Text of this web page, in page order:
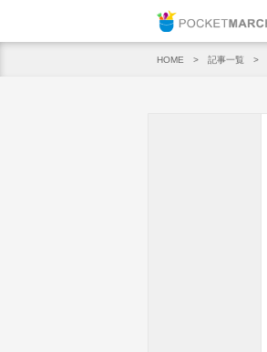
HOME 記事一覧